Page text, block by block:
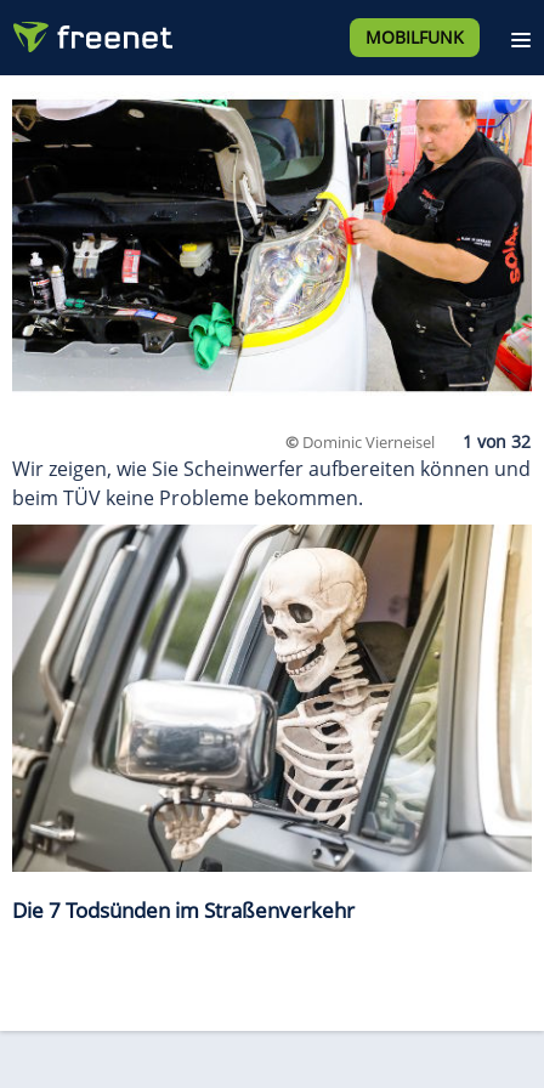
MOBILFUNK
© Dominic Vierneisel
Wir zeigen, wie Sie Scheinwerfer aufbereiten können und
beim TÜV keine Probleme bekommen.
Die 7 Todsünden im Straßenverkehr